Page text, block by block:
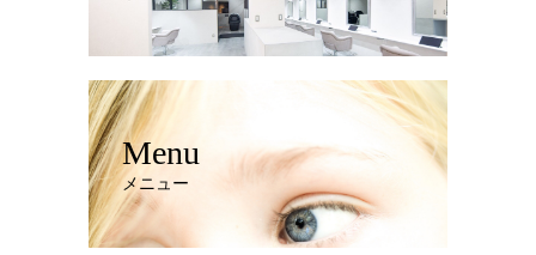
Menu
メニュー